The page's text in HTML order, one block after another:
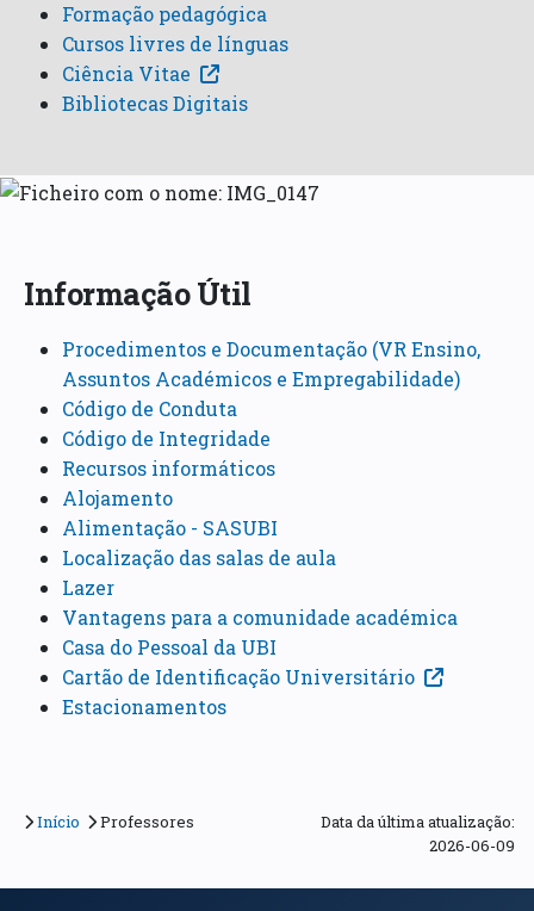
Formação pedagógica
Cursos livres de línguas
Ciência Vitae
Bibliotecas Digitais
Informação Útil
Procedimentos e Documentação (VR Ensino,
Assuntos Académicos e Empregabilidade)
Código de Conduta
Código de Integridade
Recursos informáticos
Alojamento
Alimentação - SASUBI
Localização das salas de aula
Lazer
Vantagens para a comunidade académica
Casa do Pessoal da UBI
Cartão de Identificação Universitário
Estacionamentos
Início Professores
Data da última atualização:
2026-06-09